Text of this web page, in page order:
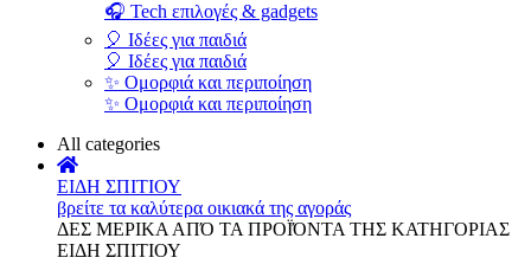
🎧 Tech επιλογές & gadgets
🎈 Ιδέες για παιδιά
🎈 Ιδέες για παιδιά
✨ Ομορφιά και περιποίηση
✨ Ομορφιά και περιποίηση
All categories
ΕΙΔΗ ΣΠΙΤΙΟΥ
βρείτε τα καλύτερα οικιακά της αγοράς
ΔΕΣ ΜΕΡΙΚΑ ΑΠΌ ΤΑ ΠΡΟΪΌΝΤΑ ΤΗΣ ΚΑΤΗΓΟΡΙΑΣ
ΕΙΔΗ ΣΠΙΤΙΟΥ